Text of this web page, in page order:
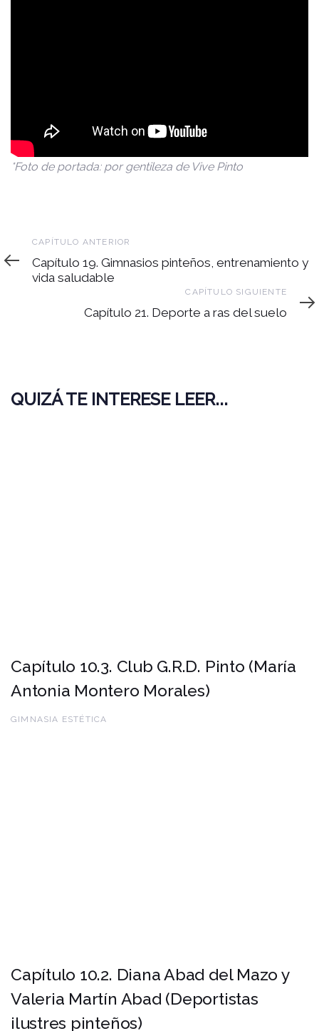
*Foto de portada: por gentileza de Vive Pinto
Capítulo
anterior
CAPÍTULO ANTERIOR
Capítulo 19. Gimnasios pinteños, entrenamiento y
vida saludable
siguiente
CAPÍTULO SIGUIENTE
Capítulo 21. Deporte a ras del suelo
QUIZÁ TE INTERESE LEER...
Capítulo 10.3. Club G.R.D. Pinto (María
Antonia Montero Morales)
GIMNASIA ESTÉTICA
Capítulo 10.2. Diana Abad del Mazo y
Valeria Martín Abad (Deportistas
ilustres pinteños)